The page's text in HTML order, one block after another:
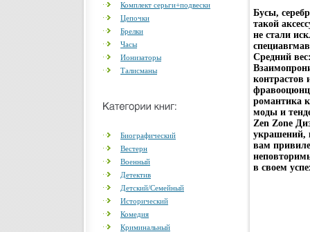
Комплект серьги+подвески
Цепочки
Брелки
Часы
Ионизаторы
Талисманы
Биографический
Вестерн
Военный
Детектив
Детский/Семейный
Исторический
Комедия
Криминальный
Бусы,
такой
не стали
Средний
контрастов
романтика
моды и
Zen Zone
украшений,
вам
в своем